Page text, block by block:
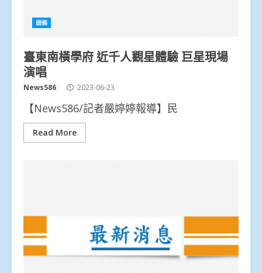
頭條
臺東南橫學府 近千人觀星體驗 巨星現場
演唱
News586 2023-06-23
【News586/記者嚴婷婷報導】民
Read More